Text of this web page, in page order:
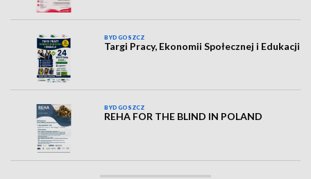
BYDGOSZCZ
Targi Pracy, Ekonomii Społecznej i Edukacji
BYDGOSZCZ
REHA FOR THE BLIND IN POLAND